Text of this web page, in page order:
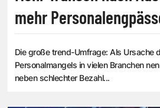
mehr
Die große trend-Umfrage: Als Ursache
Personalmangels in vielen Branchen
neben schlechter Bezahl...